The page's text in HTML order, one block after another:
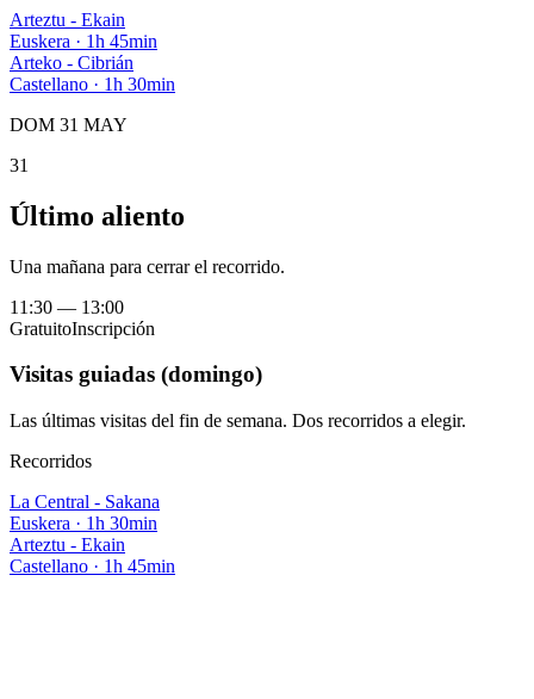
Arteztu - Ekain
Euskera · 1h 45min
Arteko - Cibrián
Castellano · 1h 30min
DOM 31 MAY
31
Último aliento
Una mañana para cerrar el recorrido.
11:30 — 13:00
GratuitoInscripción
Visitas guiadas (domingo)
Las últimas visitas del fin de semana. Dos recorridos a elegir.
Recorridos
La Central - Sakana
Euskera · 1h 30min
Arteztu - Ekain
Castellano · 1h 45min